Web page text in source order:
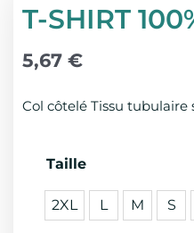
T-SHIRT
5,67 €
Col côtelé Tissu tubulaire
Taille
2XL L M S
quantité
T-